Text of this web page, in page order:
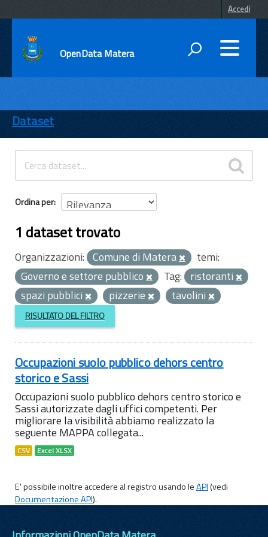
Accedi
OpenData Matera
ENTI
TEMI
INFORMAZIONI
Dataset
Ordina per
1 dataset trovato
Organizzazioni: Comune di Matera
temi:
Governo e settore pubblico
Tag: ristoranti
spazi pubblici
pizzerie tavolini
RISULTATO DEL FILTRO
Occupazioni suolo pubblico dehors centro
storico e Sassi
Occupazioni suolo pubblico dehors centro storico e
Sassi autorizzate dagli uffici competenti. Per
migliorare la visibilità abbiamo realizzato la
seguente MAPPA collegata...
CSV Excel XLSX
E' possibile inoltre accedere al registro usando leAPI(vedi
Documentazione API).